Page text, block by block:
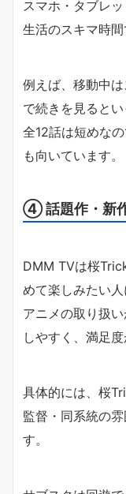
スマホ・タブレ
生活のスキマ時間
例えば、移動中
で続きを見るとい
全12話は短めな
も向いています。
④ 話題作・新
DMM TVは桜
めて楽しみたい人
アニメの取り扱
しやすく、満足
具体的には、桜
監督・同系統の
す。